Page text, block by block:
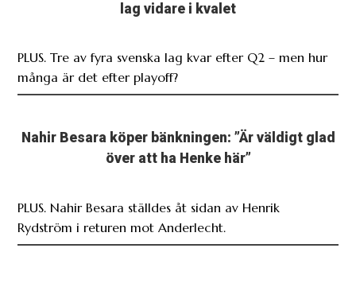
lag vidare i kvalet
PLUS. Tre av fyra svenska lag kvar efter Q2 – men hur
många är det efter playoff?
Nahir Besara köper bänkningen: ”Är väldigt glad
över att ha Henke här”
PLUS. Nahir Besara ställdes åt sidan av Henrik
Rydström i returen mot Anderlecht.